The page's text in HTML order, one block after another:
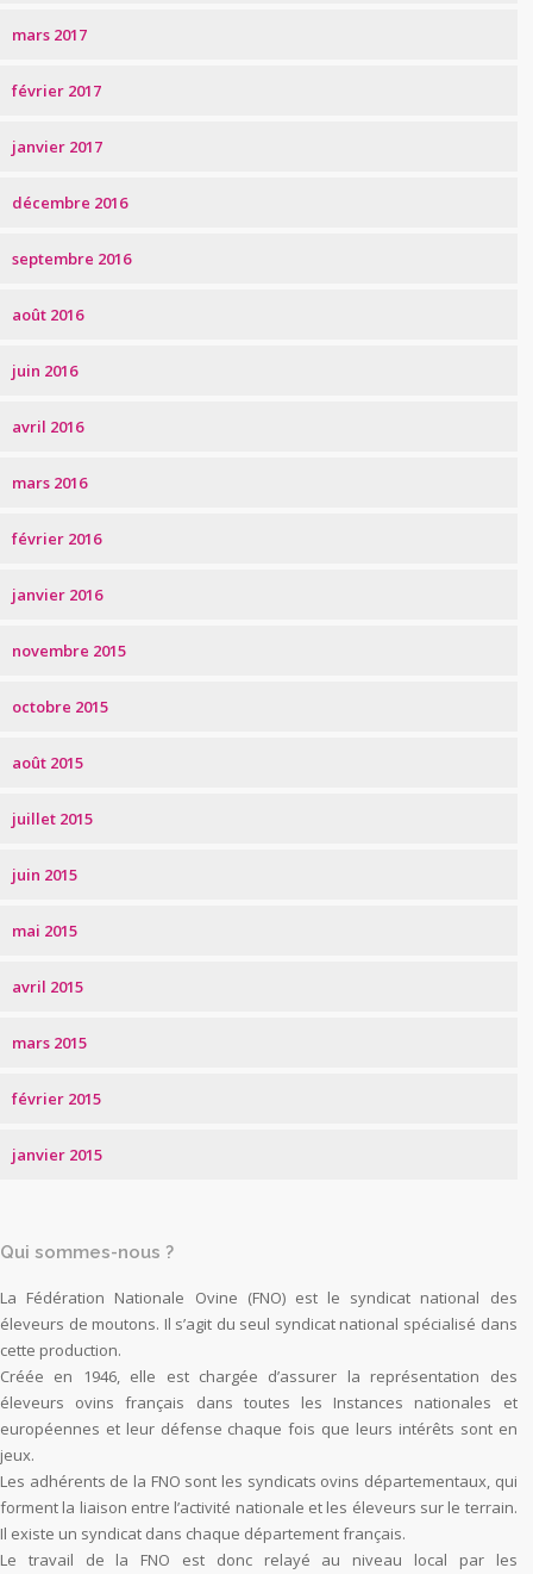
mars 2017
février 2017
janvier 2017
décembre 2016
septembre 2016
août 2016
juin 2016
avril 2016
mars 2016
février 2016
janvier 2016
novembre 2015
octobre 2015
août 2015
juillet 2015
juin 2015
mai 2015
avril 2015
mars 2015
février 2015
janvier 2015
Qui sommes-nous ?
La Fédération Nationale Ovine (FNO) est le syndicat national des
éleveurs de moutons. Il s’agit du seul syndicat national spécialisé dans
cette production.
Créée en 1946, elle est chargée d’assurer la représentation des
éleveurs ovins français dans toutes les Instances nationales et
européennes et leur défense chaque fois que leurs intérêts sont en
jeux.
Les adhérents de la FNO sont les syndicats ovins départementaux, qui
forment la liaison entre l’activité nationale et les éleveurs sur le terrain.
Il existe un syndicat dans chaque département français.
Le travail de la FNO est donc relayé au niveau local par les